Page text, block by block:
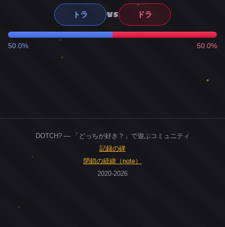
トラ VS ドラ
50.0% 50.0%
DOTCH? — 「どっちが好き？」で遊ぶコミュニティ
記録の碑
閉鎖の経緯（note）
2020-2026